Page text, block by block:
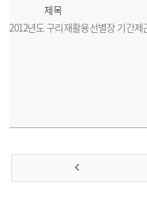
제목
2012년도 구리재활용선별장 기간제